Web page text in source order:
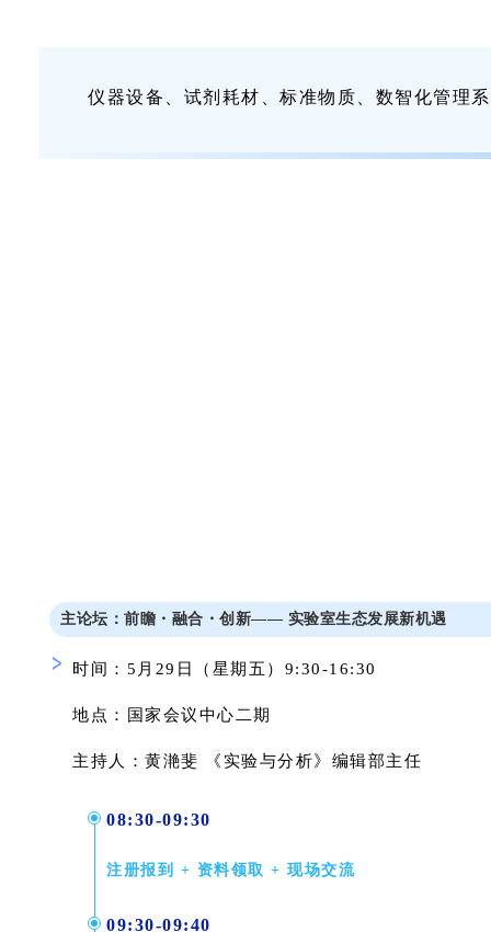
仪器设备、试剂耗材、标准物质、数智化管理
主论坛：前瞻・融合・创新—— 实验室生态发展新机遇
时间：5月29日（星期五）9:30-16:30
地点：国家会议中心 二期
主持人：黄滟斐 《实验与分析》编辑部主任
08:30-09:30
注册报到 + 资料领取 + 现场交流
09:30-09:40